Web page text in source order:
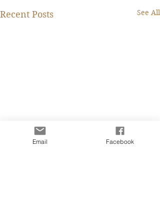
Recent Posts See All
Email Facebook